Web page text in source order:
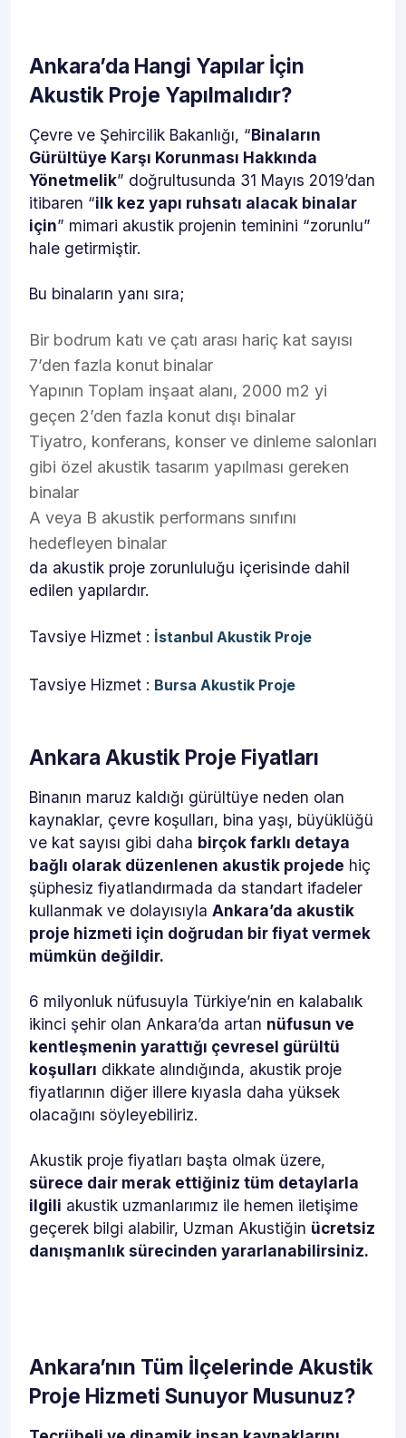
Ankara’da Hangi Yapılar İçin
Akustik Proje Yapılmalıdır?
Çevre ve Şehircilik Bakanlığı, “Binaların
Gürültüye Karşı Korunması Hakkında
Yönetmelik” doğrultusunda 31 Mayıs 2019’dan
itibaren “ilk kez yapı ruhsatı alacak binalar
için” mimari akustik projenin teminini “zorunlu”
hale getirmiştir.
Bu binaların yanı sıra;
Bir bodrum katı ve çatı arası hariç kat sayısı
7’den fazla konut binalar
Yapının Toplam inşaat alanı, 2000 m2 yi
geçen 2’den fazla konut dışı binalar
Tiyatro, konferans, konser ve dinleme salonları
gibi özel akustik tasarım yapılması gereken
binalar
A veya B akustik performans sınıfını
hedefleyen binalar
da akustik proje zorunluluğu içerisinde dahil
edilen yapılardır.
Tavsiye Hizmet : İstanbul Akustik Proje
Tavsiye Hizmet : Bursa Akustik Proje
Ankara Akustik Proje Fiyatları
Binanın maruz kaldığı gürültüye neden olan
kaynaklar, çevre koşulları, bina yaşı, büyüklüğü
ve kat sayısı gibi daha birçok farklı detaya
bağlı olarak düzenlenen akustik projede hiç
şüphesiz fiyatlandırmada da standart ifadeler
kullanmak ve dolayısıyla Ankara’da akustik
proje hizmeti için doğrudan bir fiyat vermek
mümkün değildir.
6 milyonluk nüfusuyla Türkiye’nin en kalabalık
ikinci şehir olan Ankara’da artan nüfusun ve
kentleşmenin yarattığı çevresel gürültü
koşulları dikkate alındığında, akustik proje
fiyatlarının diğer illere kıyasla daha yüksek
olacağını söyleyebiliriz.
Akustik proje fiyatları başta olmak üzere,
sürece dair merak ettiğiniz tüm detaylarla
ilgili akustik uzmanlarımız ile hemen iletişime
geçerek bilgi alabilir, Uzman Akustiğin ücretsiz
danışmanlık sürecinden yararlanabilirsiniz.
Ankara’nın Tüm İlçelerinde Akustik
Proje Hizmeti Sunuyor Musunuz?